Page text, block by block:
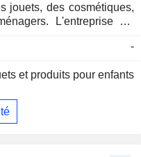
jouets, des cosmétiques,
L'entreprise est
à l'étranger et dans la
de la vente de
et les quasi-
-
et produits pour enfants